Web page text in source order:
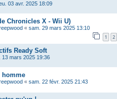
03 avr. 2025 18:09
Chronicles X - Wii U)
« sam. 29 mars 2025 13:10
1 2
Ready Soft
13 mars 2025 19:36
homme
« sam. 22 févr. 2025 21:43